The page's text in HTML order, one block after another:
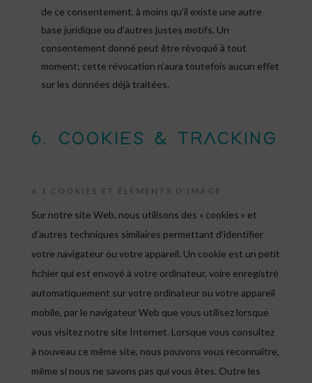
de ce consentement, à moins qu’il existe une autre
base juridique ou d’autres justes motifs. Un
consentement donné peut être révoqué à tout
moment; cette révocation n’aura toutefois aucun effet
sur les données déjà traitées.
6. COOKIES & TRACKING
6.1 COOKIES ET ÉLÉMENTS D’IMAGE
Sur notre site Web, nous utilisons des « cookies » et
d’autres techniques similaires permettant d’identifier
votre navigateur ou votre appareil. Un cookie est un petit
fichier qui est envoyé à votre ordinateur, voire enregistré
automatiquement sur votre ordinateur ou votre appareil
mobile, par le navigateur Web que vous utilisez lorsque
vous visitez notre site Internet. Lorsque vous consultez
à nouveau ce même site, nous pouvons vous reconnaître,
même si nous ne savons pas qui vous êtes. Outre les